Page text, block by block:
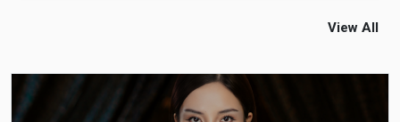
View All